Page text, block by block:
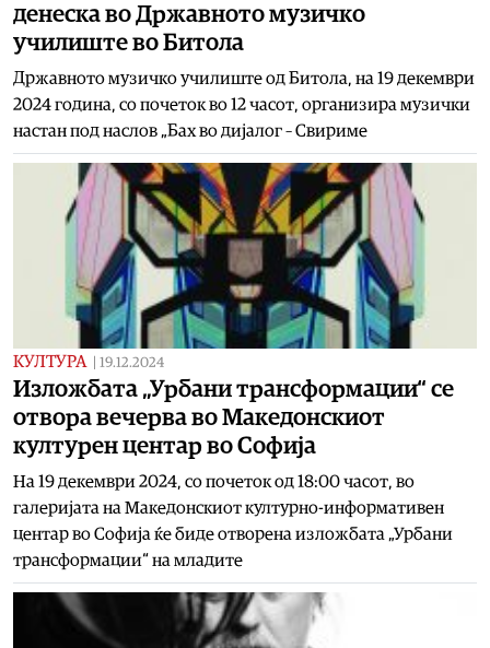
денеска во Државното музичко
училиште во Битола
Државното музичко училиште од Битола, на 19 декември
2024 година, со почеток во 12 часот, организира музички
настан под наслов „Бах во дијалог – Свириме
КУЛТУРА 19.12.2024
Изложбата „Урбани трансформации“ се
отвора вечерва во Македонскиот
културен центар во Софија
На 19 декември 2024, со почеток од 18:00 часот, во
галеријата на Македонскиот културно-информативен
центар во Софија ќе биде отворена изложбата „Урбани
трансформации“ на младите